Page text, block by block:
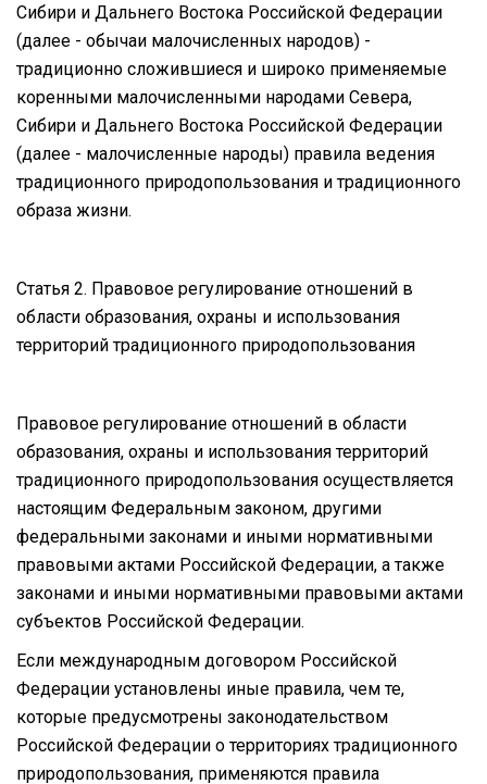
Сибири и Дальнего Востока Российской Федерации
(далее - обычаи малочисленных народов) -
традиционно сложившиеся и широко применяемые
коренными малочисленными народами Севера,
Сибири и Дальнего Востока Российской Федерации
(далее - малочисленные народы) правила ведения
традиционного природопользования и традиционного
образа жизни.
Статья 2. Правовое регулирование отношений в
области образования, охраны и использования
территорий традиционного природопользования
Правовое регулирование отношений в области
образования, охраны и использования территорий
традиционного природопользования осуществляется
настоящим Федеральным законом, другими
федеральными законами и иными нормативными
правовыми актами Российской Федерации, а также
законами и иными нормативными правовыми актами
субъектов Российской Федерации.
Если международным договором Российской
Федерации установлены иные правила, чем те,
которые предусмотрены законодательством
Российской Федерации о территориях традиционного
природопользования, применяются правила